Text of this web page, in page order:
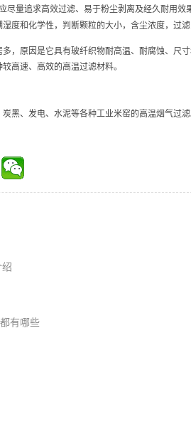
尽量追求高效过滤、易于粉尘剥离及经久耐用效
度和化学性，判断颗粒的大小，含尘浓度，过滤
，原因是它具有玻纤织物耐高温、耐腐蚀、尺
高速、高效的高温过滤材料。
黑、发电、水泥等各种工业米窑的高温烟气过滤
有哪些